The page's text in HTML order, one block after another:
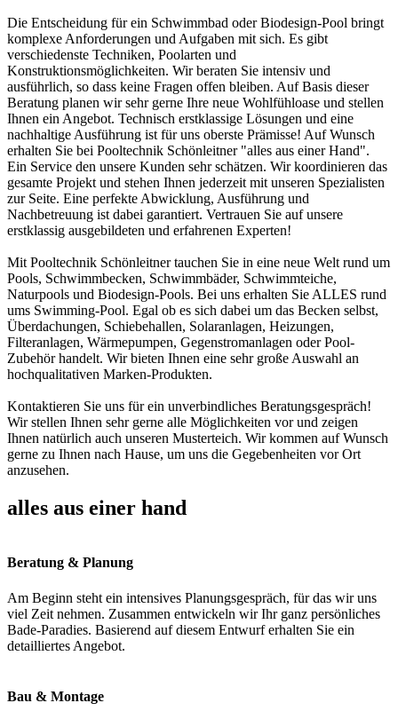
Die Entscheidung für ein Schwimmbad oder Biodesign-Pool bringt
komplexe Anforderungen und Aufgaben mit sich. Es gibt
verschiedenste Techniken, Poolarten und
Konstruktionsmöglichkeiten. Wir beraten Sie intensiv und
ausführlich, so dass keine Fragen offen bleiben. Auf Basis dieser
Beratung planen wir sehr gerne Ihre neue Wohlfühloase und stellen
Ihnen ein Angebot. Technisch erstklassige Lösungen und eine
nachhaltige Ausführung ist für uns oberste Prämisse! Auf Wunsch
erhalten Sie bei Pooltechnik Schönleitner "alles aus einer Hand".
Ein Service den unsere Kunden sehr schätzen. Wir koordinieren das
gesamte Projekt und stehen Ihnen jederzeit mit unseren Spezialisten
zur Seite. Eine perfekte Abwicklung, Ausführung und
Nachbetreuung ist dabei garantiert. Vertrauen Sie auf unsere
erstklassig ausgebildeten und erfahrenen Experten!
Mit Pooltechnik Schönleitner tauchen Sie in eine neue Welt rund um
Pools, Schwimmbecken, Schwimmbäder, Schwimmteiche,
Naturpools und Biodesign-Pools. Bei uns erhalten Sie ALLES rund
ums Swimming-Pool. Egal ob es sich dabei um das Becken selbst,
Überdachungen, Schiebehallen, Solaranlagen, Heizungen,
Filteranlagen, Wärmepumpen, Gegenstromanlagen oder Pool-
Zubehör handelt. Wir bieten Ihnen eine sehr große Auswahl an
hochqualitativen Marken-Produkten.
Kontaktieren Sie uns für ein unverbindliches Beratungsgespräch!
Wir stellen Ihnen sehr gerne alle Möglichkeiten vor und zeigen
Ihnen natürlich auch unseren Musterteich. Wir kommen auf Wunsch
gerne zu Ihnen nach Hause, um uns die Gegebenheiten vor Ort
anzusehen.
alles aus einer hand
Beratung & Planung
Am Beginn steht ein intensives Planungsgespräch, für das wir uns
viel Zeit nehmen. Zusammen entwickeln wir Ihr ganz persönliches
Bade-Paradies. Basierend auf diesem Entwurf erhalten Sie ein
detailliertes Angebot.
Bau & Montage